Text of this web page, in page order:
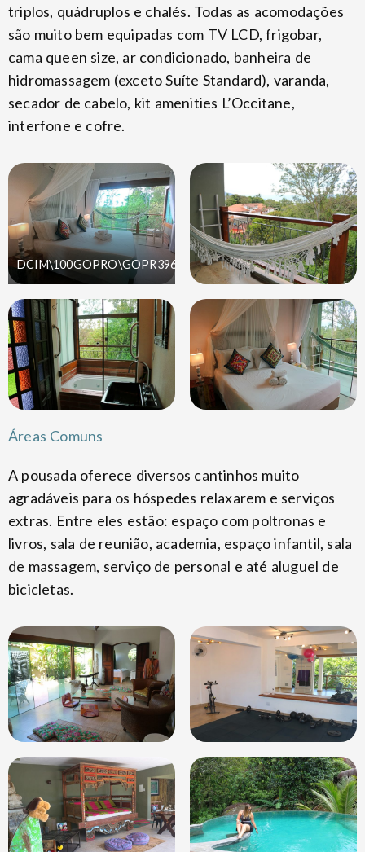
triplos, quádruplos e chalés. Todas as acomodações
são muito bem equipadas com TV LCD, frigobar,
cama queen size, ar condicionado, banheira de
hidromassagem (exceto Suíte Standard), varanda,
secador de cabelo, kit amenities L’Occitane,
interfone e cofre.
DCIM\100GOPRO\GOPR3968.JPG
Áreas Comuns
A pousada oferece diversos cantinhos muito
agradáveis para os hóspedes relaxarem e serviços
extras. Entre eles estão: espaço com poltronas e
livros, sala de reunião, academia, espaço infantil, sala
de massagem, serviço de personal e até aluguel de
bicicletas.